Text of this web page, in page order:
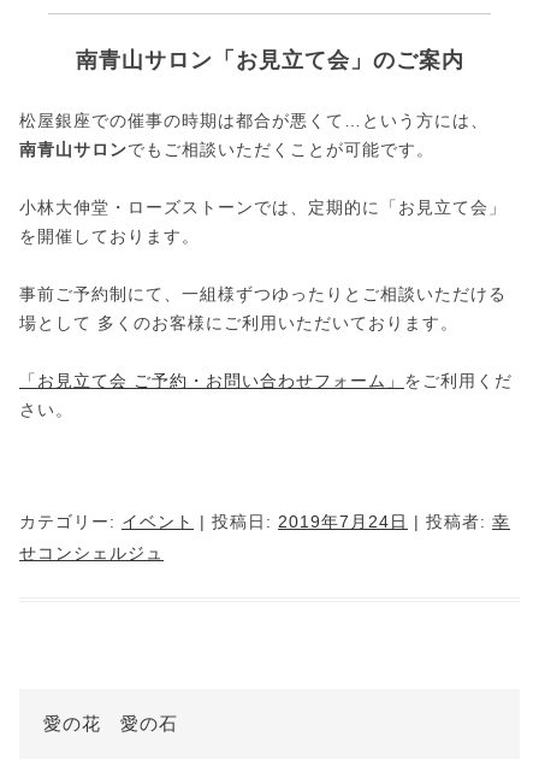
南青山サロン「お見立て会」のご案内
松屋銀座での催事の時期は都合が悪くて…という方には、
南青山サロンでもご相談いただくことが可能です。
小林大伸堂・ローズストーンでは、定期的に「お見立て会」
を開催しております。
事前ご予約制にて、一組様ずつゆったりとご相談いただける
場として 多くのお客様にご利用いただいております。
「お見立て会 ご予約・お問い合わせフォーム」 をご利用くだ
さい。
カテゴリー: イベント | 投稿日: 2019年7月24日 | 投稿者: 幸
せコンシェルジュ
愛の花 愛の石